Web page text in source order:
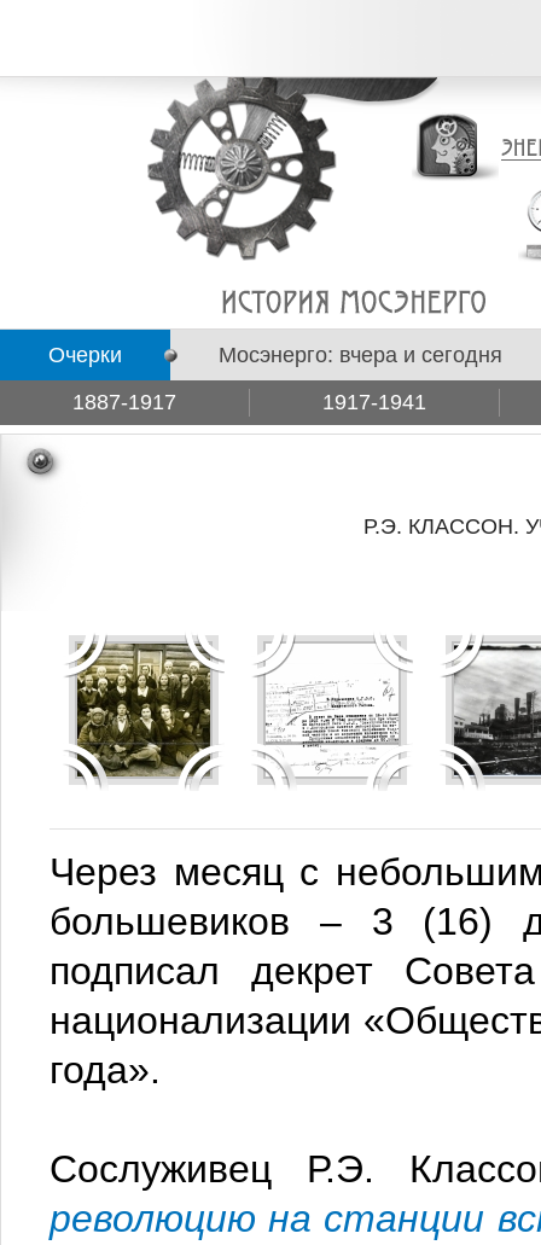
Очерки
1887-1917
1917-1941
Мосэнерго: вчера и сегодня
Подборки
Р.Э. КЛАССОН.
Через месяц с
большевиков – 3 (16)
подписал декрет
национализации
года».
Сослуживец Р.Э.
революцию на станции